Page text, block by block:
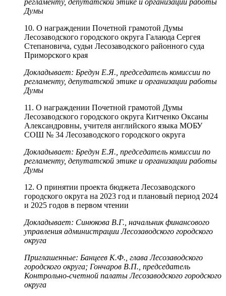
Думы
10. О награждении Почетной грамотой Думы
Лесозаводского городского округа Галаюда Сергея
Степановича, судьи Лесозаводского районного суда
Приморского края
Докладывает: Бредун Е.Я., председатель комиссии по
регламенту, депутатской этике и организации работы
Думы
11. О награждении Почетной грамотой Думы
Лесозаводского городского округа Китченко Оксаны
Александровны, учителя английского языка МОБУ
СОШ № 34 Лесозаводского городского округа
Докладывает: Бредун Е.Я., председатель комиссии по
регламенту, депутатской этике и организации работы
Думы
12. О принятии проекта бюджета Лесозаводского
городского округа на 2023 год и плановый период 2024
и 2025 годов в первом чтении
Докладывает: Синюкова В.Г., начальник финансового
управления администрации Лесозаводского городского
округа
Приглашенные: Банцеев К.Ф., глава Лесозаводского
городского округа; Гончаров В.П., председатель
Контрольно-счетной палаты Лесозаводского городского
округа